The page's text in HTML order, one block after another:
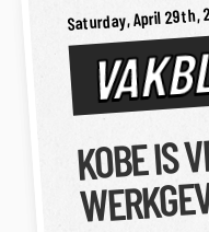
Saturday, April 29th,
KOBE IS